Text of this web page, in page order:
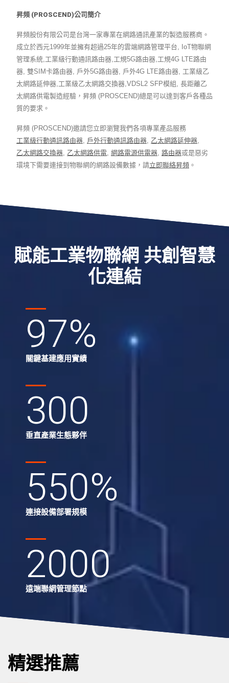
昇頻 (PROSCEND)公司簡介
昇頻股份有限公司是台灣一家專業在網路通訊產業的製造服務商。
成立於西元1999年並擁有超過25年的雲端網路管理平台, IoT物聯網
管理系統,工業級行動通訊路由器,工規5G路由器,工規4G LTE路由
器, 雙SIM卡路由器, 戶外5G路由器, 戶外4G LTE路由器, 工業級乙
太網路延伸器,工業級乙太網路交換器,VDSL2 SFP模組, 長距離乙
太網路供電製造經驗，昇頻 (PROSCEND)總是可以達到客戶各種品
質的要求。
昇頻 (PROSCEND)邀請您立即瀏覽我們各項專業產品服務
工業級行動通訊路由器, 戶外行動通訊路由器, 乙太網路延伸器,
乙太網路交換器, 乙太網路供電, 網路電源供電器, 路由器或是惡劣
環境下需要連接到物聯網的網路設備數據，請立即聯絡昇頻 。
賦能工業物聯網 共創智慧
化連結
97%
關鍵基建應用實績
300
垂直產業生態夥伴
550%
連接設備部署規模
2000
遠端聯網管理節點
精選推薦